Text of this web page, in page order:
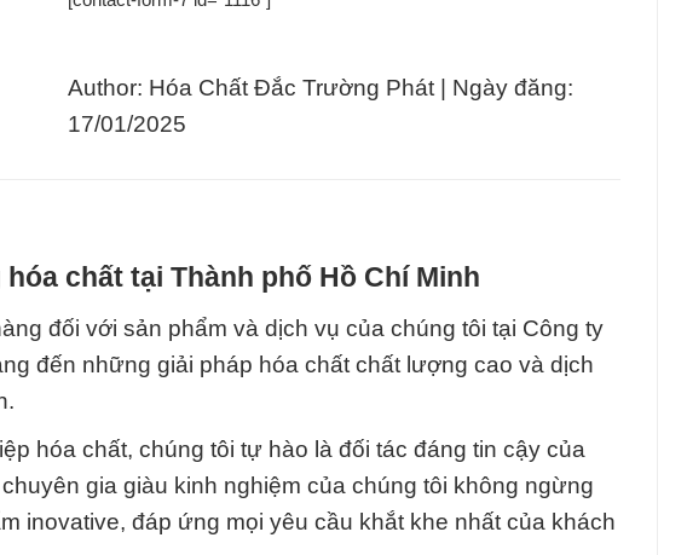
Author: Hóa Chất Đắc Trường Phát | Ngày đăng:
17/01/2025
chất tại Thành phố Hồ Chí Minh
đối với sản phẩm và dịch vụ của chúng tôi tại Công ty
đến những giải pháp hóa chất chất lượng cao và dịch
hóa chất, chúng tôi tự hào là đối tác đáng tin cậy của
gia giàu kinh nghiệm của chúng tôi không ngừng
inovative, đáp ứng mọi yêu cầu khắt khe nhất của khách